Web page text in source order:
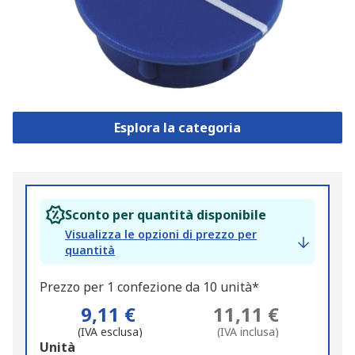
Esplora la categoria
Sconto per quantità disponibile
Visualizza le opzioni di prezzo per
quantità
Prezzo per 1 confezione da 10 unità*
9,11 €
(IVA esclusa)
11,11 €
(IVA inclusa)
Add
Unità